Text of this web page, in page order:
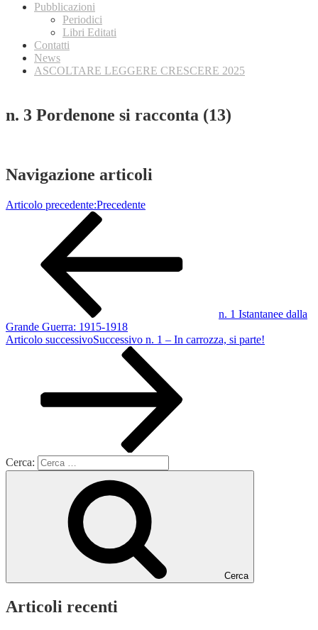
Pubblicazioni
Periodici
Libri Editati
Contatti
News
ASCOLTARE LEGGERE CRESCERE 2025
n. 3 Pordenone si racconta (13)
Navigazione articoli
Articolo precedente:Precedente
n. 1 Istantanee dalla
Grande Guerra: 1915-1918
Articolo successivoSuccessivo n. 1 – In carrozza, si parte!
Cerca:
Cerca
Articoli recenti